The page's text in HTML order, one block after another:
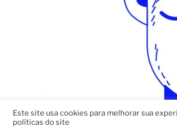
Este site usa cookies para melhorar sua
políticas do site